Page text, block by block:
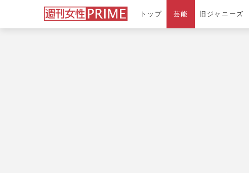
トップ 芸能 旧ジャニーズ